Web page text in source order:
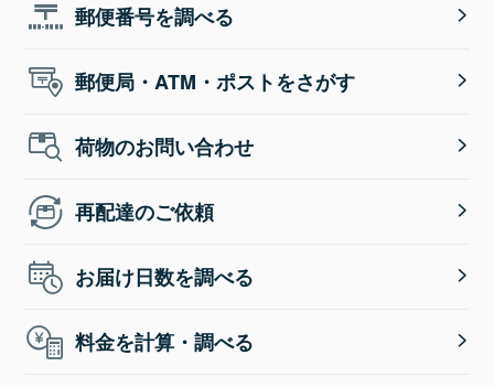
郵便番号を調べる
郵便局・ATM・ポストをさがす
荷物のお問い合わせ
再配達のご依頼
お届け日数を調べる
料金を計算・調べる